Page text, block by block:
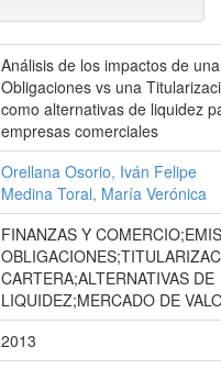
Análisis de los impactos de
Obligaciones vs una
como alternativas de liquidez
empresas comerciales
Orellana Osorio, Iván Felipe
Medina Toral, María Verónica
FINANZAS Y
CARTERA;ALTERNATIVAS DE
LIQUIDEZ;MERCADO DE
2013